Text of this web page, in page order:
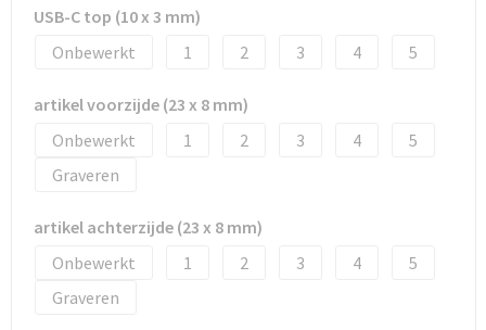
Snoepgoed
Spellen voor binnen en buiten
Sportaccessoires
Tassen
USB-C top (10 x 3 mm)
Onbewerkt
1 2 3 4 5
artikel voorzijde (23 x 8 mm)
Onbewerkt
1 2 3 4
5
Graveren
artikel achterzijde (23 x 8 mm)
Onbewerkt
1 2 3 4
5
Graveren